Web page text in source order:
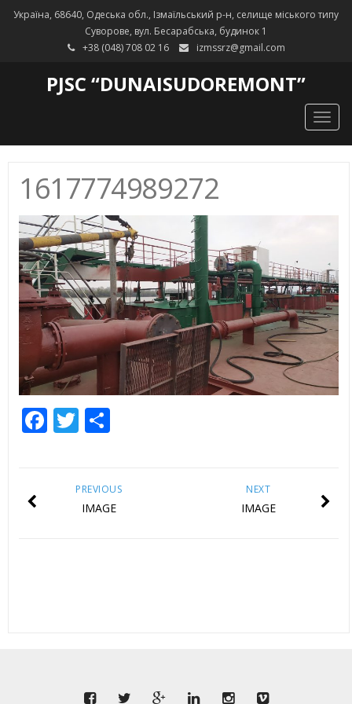
Україна, 68640, Одеська обл., Ізмаїльський р-н, селище міського типу
Суворове, вул. Бесарабська, будинок 1
+38 (048) 708 02 16
izmssrz@gmail.com
PJSC “DUNAISUDOREMONT”
1617774989272
Facebook
Twitter
Empfehlen
NEXT
IMAGE
PREVIOUS
IMAGE